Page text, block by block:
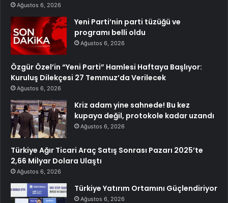
Ağustos 6, 2026
Yeni Parti’nin parti tüzüğü ve
programı belli oldu
Ağustos 6, 2026
Özgür Özel’in “Yeni Parti” Hamlesi Haftaya Başlıyor:
Kuruluş Dilekçesi 27 Temmuz’da Verilecek
Ağustos 6, 2026
Kriz adam yine sahnede! Bu kez
kupaya değil, protokole kadar uzandı
Ağustos 6, 2026
Türkiye Ağır Ticari Araç Satış Sonrası Pazarı 2025’te
2,66 Milyar Dolara Ulaştı
Ağustos 6, 2026
Türkiye Yatırım Ortamını Güçlendiriyor
Ağustos 6, 2026